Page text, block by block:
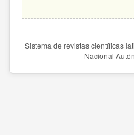
Sistema de revistas científicas
Nacional